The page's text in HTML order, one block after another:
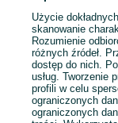
Popularne
Użycie
skanowanie
Rozumienie
różnych źródeł.
dostęp do nich.
usług. Tworzenie
profili w celu
ograniczonych
ograniczonych